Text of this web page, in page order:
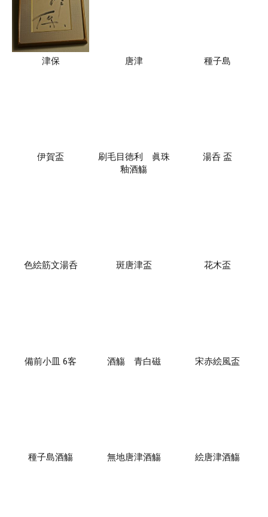
津保 唐津 種子島
伊賀盃
刷毛目徳利 眞珠
釉酒觴
湯呑 盃
色絵筋文湯呑 斑唐津盃 花木盃
備前小皿 6客 酒觴 青白磁 宋赤絵風盃
種子島酒觴 無地唐津酒觴 絵唐津酒觴